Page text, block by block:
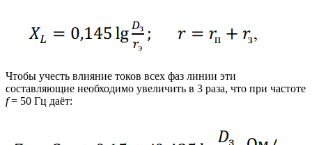
Чтобы учесть влияние токов всех фаз линии эти
составляющие необходимо увеличить в 3 раза, что при частоте
f= 50 Гц даёт: